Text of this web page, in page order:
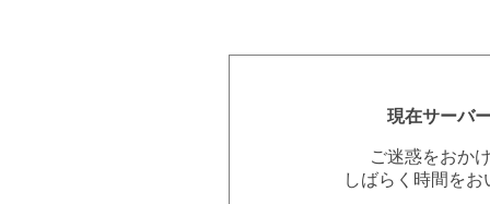
現在サーバ
ご迷惑をおか
しばらく時間を